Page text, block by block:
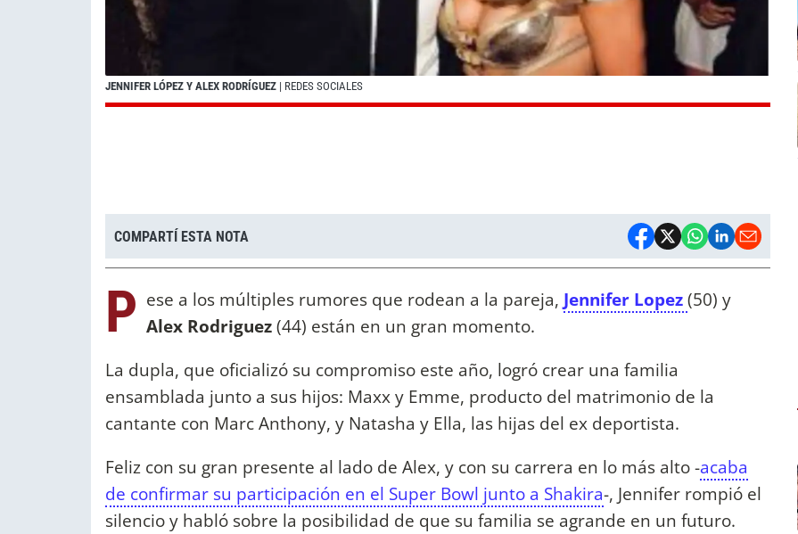
JENNIFER LÓPEZ Y ALEX RODRÍGUEZ | REDES SOCIALES
COMPARTÍ ESTA NOTA
P ese a los múltiples rumores que rodean a la pareja, Jennifer Lopez(50) y
Alex Rodriguez(44) están en un gran momento.
La dupla, que oficializó su compromiso este año, logró crear una familia
ensamblada junto a sus hijos: Maxx y Emme, producto del matrimonio de la
cantante con Marc Anthony, y Natasha y Ella, las hijas del ex deportista.
Feliz con su gran presente al lado de Alex, y con su carrera en lo más alto -acaba
de confirmar su participación en el Super Bowl junto a Shakira-, Jennifer rompió el
silencio y habló sobre la posibilidad de que su familia se agrande en un futuro.